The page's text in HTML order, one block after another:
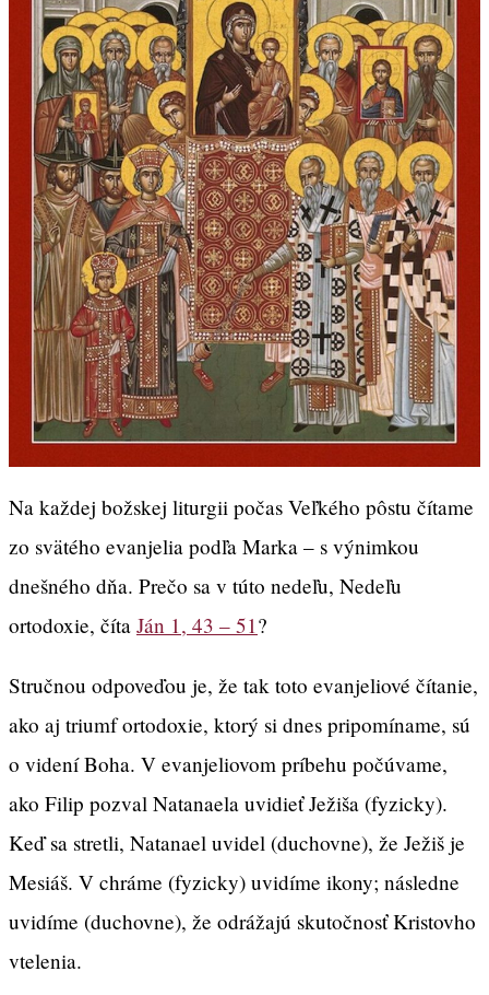
Na každej božskej liturgii počas Veľkého pôstu čítame
zo svätého evanjelia podľa Marka – s výnimkou
dnešného dňa. Prečo sa v túto nedeľu, Nedeľu
ortodoxie, číta Ján 1, 43 – 51?
Stručnou odpoveďou je, že tak toto evanjeliové čítanie,
ako aj triumf ortodoxie, ktorý si dnes pripomíname, sú
o videní Boha. V evanjeliovom príbehu počúvame,
ako Filip pozval Natanaela uvidieť Ježiša (fyzicky).
Keď sa stretli, Natanael uvidel (duchovne), že Ježiš je
Mesiáš. V chráme (fyzicky) uvidíme ikony; následne
uvidíme (duchovne), že odrážajú skutočnosť Kristovho
vtelenia.